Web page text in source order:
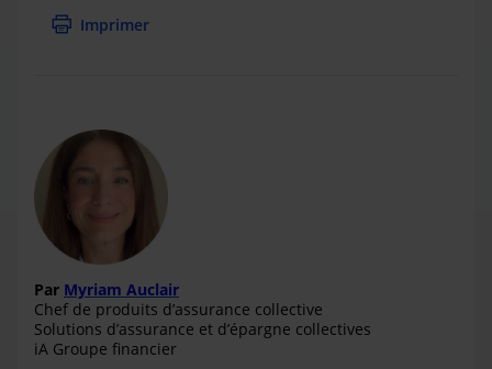
Imprimer
Par Myriam Auclair
Chef de produits d’assurance collective
Solutions d’assurance et d’épargne collectives
iA Groupe financier